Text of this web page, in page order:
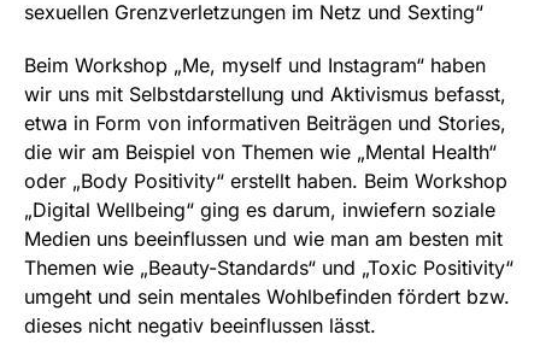
sexuellen Grenzverletzungen im Netz und Sexting“
Beim Workshop „Me, myself und Instagram“ haben
wir uns mit Selbstdarstellung und Aktivismus befasst,
etwa in Form von informativen Beiträgen und Stories,
die wir am Beispiel von Themen wie „Mental Health“
oder „Body Positivity“ erstellt haben. Beim Workshop
„Digital Wellbeing“ ging es darum, inwiefern soziale
Medien uns beeinflussen und wie man am besten mit
Themen wie „Beauty-Standards“ und „Toxic Positivity“
umgeht und sein mentales Wohlbefinden fördert bzw.
dieses nicht negativ beeinflussen lässt.